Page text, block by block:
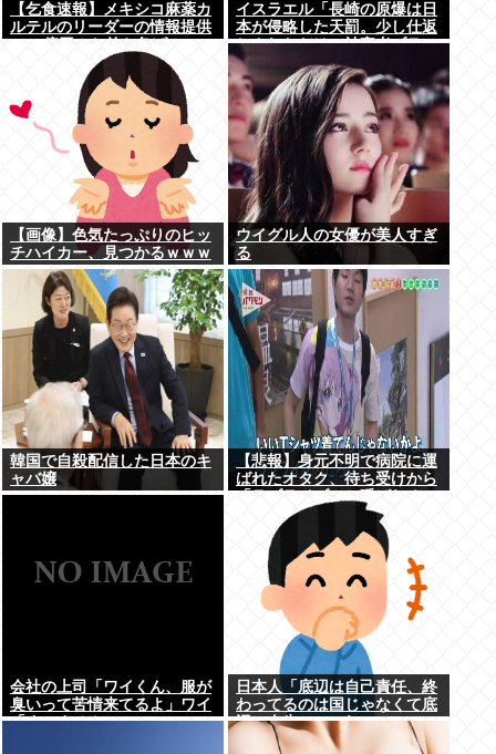
【乞食速報】メキシコ麻薬カ
ルテルのリーダーの情報提供
イスラエル「長崎の原爆は日
本が侵略した天罰。少し仕返
しされただけで被害者ヅラ。
追悼されるべきは侵略された
中国や韓国の人々だよ
【画像】色気たっぷりのヒッ
チハイカー、見つかるｗｗｗ
ウイグル人の女優が美人すぎ
る
韓国で自殺配信した日本のキ
ャバ嬢
【悲報】身元不明で病院に運
ばれたオタク、待ち受けから
「ラブライブ」と呼ばれる
会社の上司「ワイくん、服が
臭いって苦情来てるよ」ワイ
「すいません」
日本人「底辺は自己責任、終
わってるのは国じゃなくて底
辺の人生」←これ